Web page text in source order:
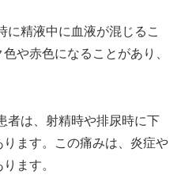
に精液中に血液が混じるこ
や赤色になることがあり、
者は、射精時や排尿時に下
ます。この痛みは、炎症や
ます。